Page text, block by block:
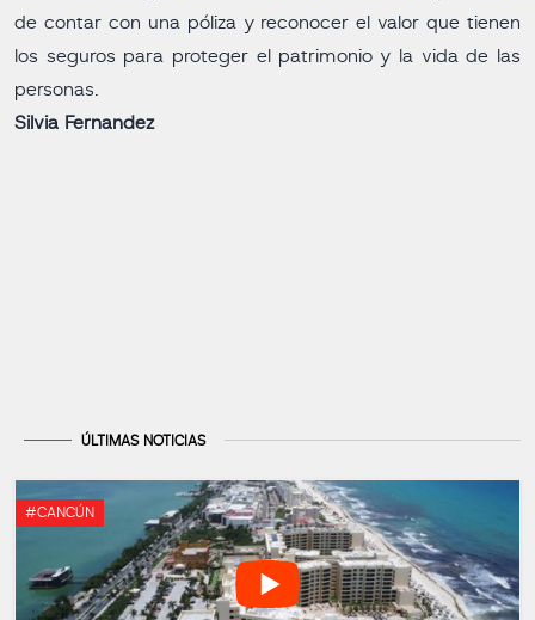
de contar con una póliza y reconocer el valor que tienen
los seguros para proteger el patrimonio y la vida de las
personas.
Silvia Fernandez
ÚLTIMAS NOTICIAS
#CANCÚN